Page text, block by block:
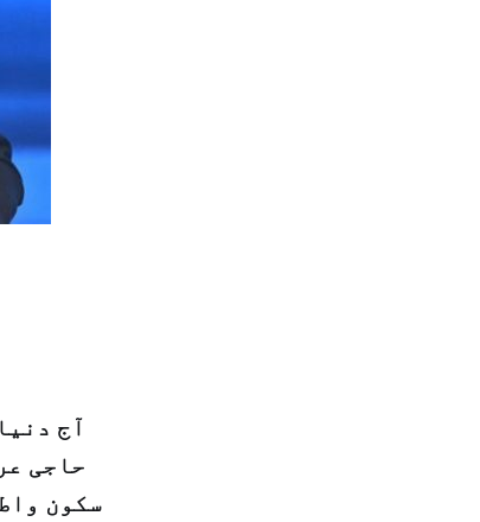
آج
حاجی
سکون